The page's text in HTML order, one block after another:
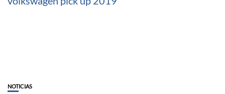
NOTICIAS